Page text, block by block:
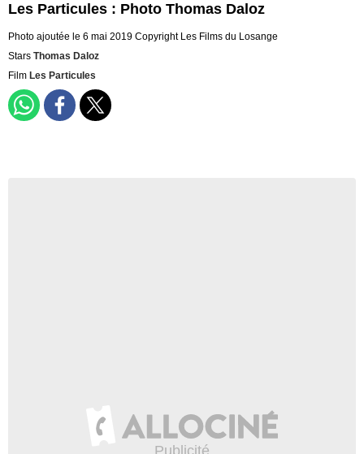
Les Particules : Photo Thomas Daloz
Photo ajoutée le 6 mai 2019 Copyright Les Films du Losange
Stars Thomas Daloz
Film Les Particules